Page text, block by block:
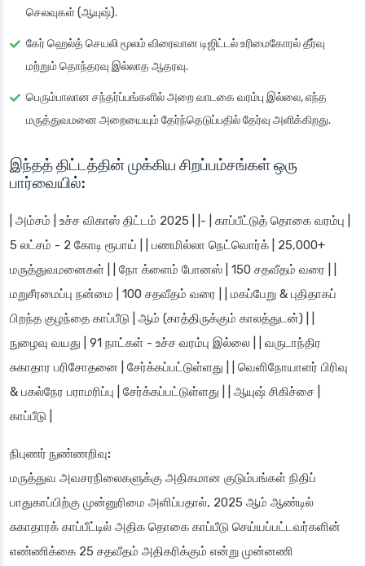
செலவுகள் (ஆயுஷ்).
கேர் ஹெல்த் செயலி மூலம் விரைவான டிஜிட்டல் உரிமைகோரல் தீர்வு
மற்றும் தொந்தரவு இல்லாத ஆதரவு.
பெரும்பாலான சந்தர்ப்பங்களில் அறை வாடகை வரம்பு இல்லை, எந்த
மருத்துவமனை அறையையும் தேர்ந்தெடுப்பதில் தேர்வு அளிக்கிறது.
இந்தத் திட்டத்தின் முக்கிய சிறப்பம்சங்கள் ஒரு
பார்வையில்:
| அம்சம் | உச்ச விகாஸ் திட்டம் 2025 | |- | காப்பீட்டுத் தொகை வரம்பு |
5 லட்சம் - 2 கோடி ரூபாய் | | பணமில்லா நெட்வொர்க் | 25,000+
மருத்துவமனைகள் | | நோ க்ளைம் போனஸ் | 150 சதவீதம் வரை | |
மறுசீரமைப்பு நன்மை | 100 சதவீதம் வரை | | மகப்பேறு & புதிதாகப்
பிறந்த குழந்தை காப்பீடு | ஆம் (காத்திருக்கும் காலத்துடன்) | |
நுழைவு வயது | 91 நாட்கள் - உச்ச வரம்பு இல்லை | | வருடாந்திர
சுகாதார பரிசோதனை | சேர்க்கப்பட்டுள்ளது | | வெளிநோயாளர் பிரிவு
& பகல்நேர பராமரிப்பு | சேர்க்கப்பட்டுள்ளது | | ஆயுஷ் சிகிச்சை |
காப்பீடு |
நிபுணர் நுண்ணறிவு:
மருத்துவ அவசரநிலைகளுக்கு அதிகமான குடும்பங்கள் நிதிப்
பாதுகாப்பிற்கு முன்னுரிமை அளிப்பதால், 2025 ஆம் ஆண்டில்
சுகாதாரக் காப்பீட்டில் அதிக தொகை காப்பீடு செய்யப்பட்டவர்களின்
எண்ணிக்கை 25 சதவீதம் அதிகரிக்கும் என்று முன்னணி